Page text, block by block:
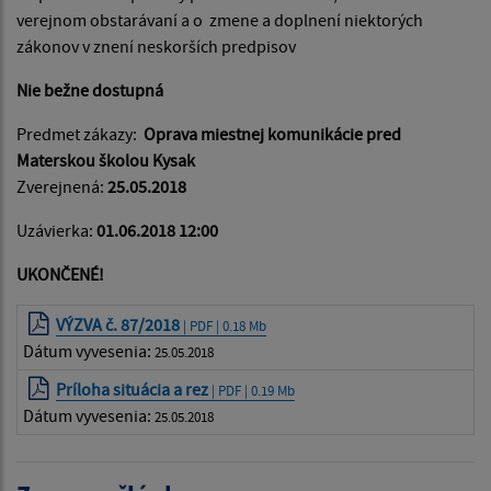
verejnom obstarávaní a o zmene a doplnení niektorých
zákonov v znení neskorších predpisov
Nie bežne dostupná
Predmet zákazy: Oprava miestnej komunikácie pred
Materskou školou Kysak
Zverejnená: 25.05.2018
Uzávierka: 01.06.2018 12:00
UKONČENÉ!
VÝZVA č. 87/2018 | PDF | 0.18 Mb
Dátum vyvesenia: 25.05.2018
Príloha situácia a rez | PDF | 0.19 Mb
Dátum vyvesenia: 25.05.2018